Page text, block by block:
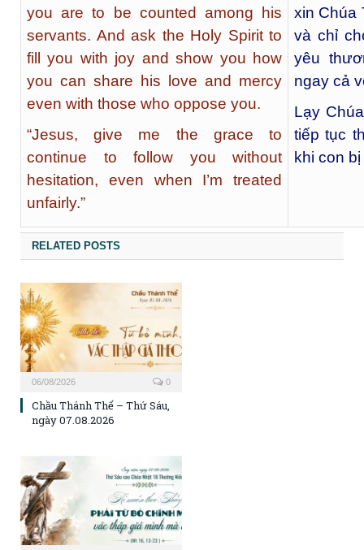
you are to be counted among his
servants. And ask the Holy Spirit to
fill you with joy and show you how
you can share his love and mercy
even with those who oppose you.
“Jesus, give me the grace to
continue to follow you without
hesitation, even when I’m treated
unfairly.”
xin Chúa
và chỉ
yêu
ngay cả
Lạy
tiếp tục
khi con
RELATED POSTS
06/08/2026 0
Chầu Thánh Thể – Thứ Sáu,
ngày 07.08.2026